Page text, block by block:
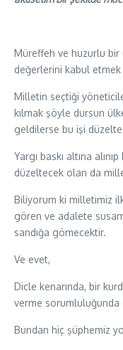
Müreffeh ve huzurlu bir
değerlerini kabul
Milletin seçtiği
kılmak şöyle dursun
geldilerse bu işi
Yargı baskı altına
düzeltecek olan da
Biliyorum ki milletimiz
gören ve adalete
sandığa gömecektir.
Ve evet,
Dicle kenarında, bir
verme sorumluluğunda
Bundan hiç şüphemiz